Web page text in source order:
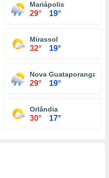
Mariápolis
29° 19°
Mirassol
32° 19°
Nova Guataporanga
29° 19°
Orlândia
30° 17°